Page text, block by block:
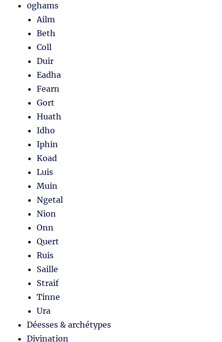
0ghams
Ailm
Beth
Coll
Duir
Eadha
Fearn
Gort
Huath
Idho
Iphin
Koad
Luis
Muin
Ngetal
Nion
Onn
Quert
Ruis
Saille
Straif
Tinne
Ura
Déesses & archétypes
Divination